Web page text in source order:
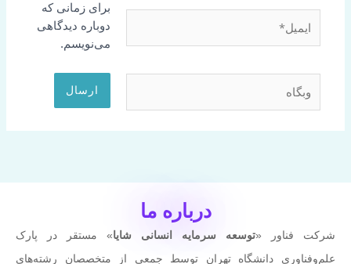
برای زمانی که
دوباره دیدگاهی
می‌نویسم.
درباره ما
شرکت فناور «توسعه سرمایه انسانی شایا» مستقر در پارک
علم‌وفناوری دانشگاه تهران توسط جمعی از متخصصان رشته‌های